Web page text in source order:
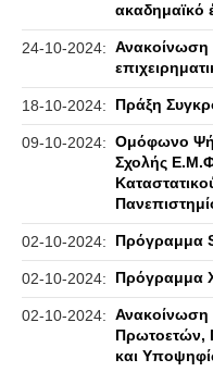
ακαδημαϊκό
24-10-2024:
18-10-2024: Πράξη
09-10-2024: Ομόφωνο
Σχολής
02-10-2024: Πρόγραμμα
02-10-2024: Πρόγραμμα
02-10-2024: Ανακοίνωση
Πρωτοετών,
και